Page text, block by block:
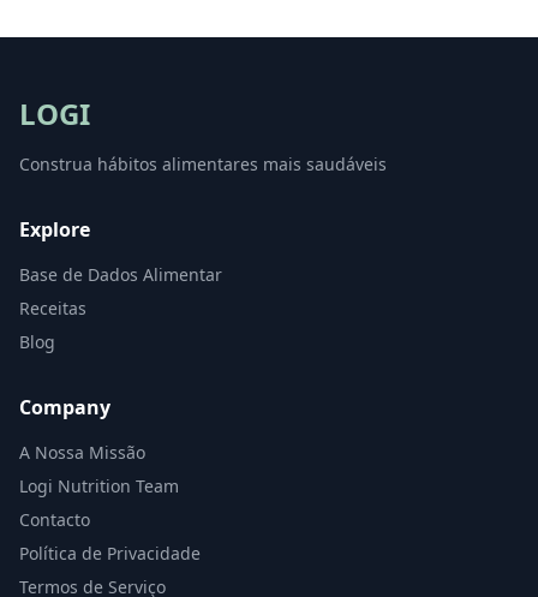
LOGI
Construa hábitos alimentares mais saudáveis
Explore
Base de Dados Alimentar
Receitas
Blog
Company
A Nossa Missão
Logi Nutrition Team
Contacto
Política de Privacidade
Termos de Serviço